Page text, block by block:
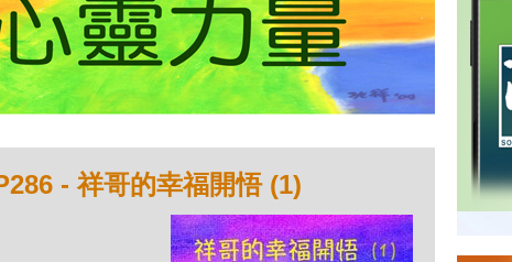
- 祥哥的幸福開悟 (1)